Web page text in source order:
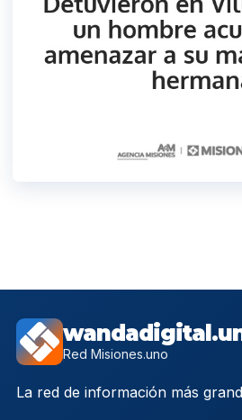
Red Misiones.uno
La red de información más